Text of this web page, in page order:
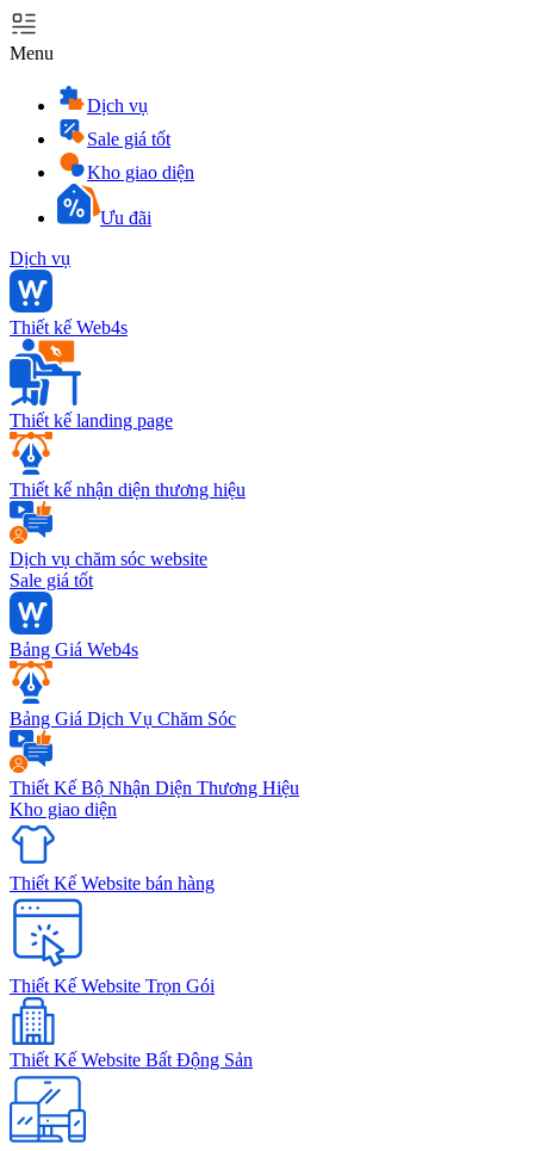
Menu
Dịch vụ
Sale giá tốt
Kho giao diện
Ưu đãi
Dịch vụ
Thiết kế Web4s
Thiết kế landing page
Thiết kế nhận diện thương hiệu
Dịch vụ chăm sóc website
Sale giá tốt
Bảng Giá Web4s
Bảng Giá Dịch Vụ Chăm Sóc
Thiết Kế Bộ Nhận Diện Thương Hiệu
Kho giao diện
Thiết Kế Website bán hàng
Thiết Kế Website Trọn Gói
Thiết Kế Website Bất Động Sản